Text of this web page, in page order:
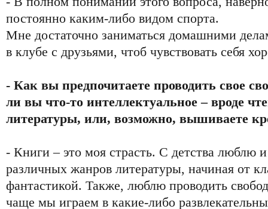
постоянно каким-либо видом спорта.
Мне достаточно заниматься домашними
в клубе с друзьями, чтоб чувствовать себя
- Как вы предпочитаете проводить свое
ли вы что-то интеллектуальное – вроде
литературы, или, возможно, вышиваете
- Книги – это моя страсть. С детства люблю
различных жанров литературы, начиная от
фантастикой. Также, люблю проводить
чаще мы играем в какие-либо